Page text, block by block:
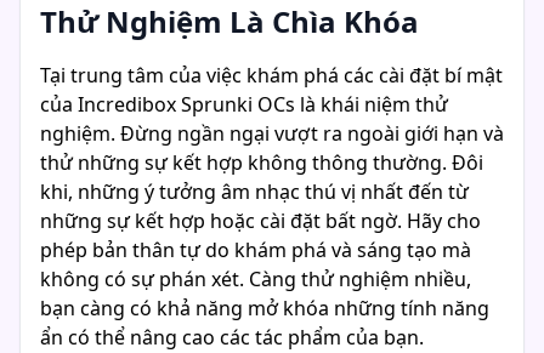
Thử Nghiệm Là Chìa Khóa
Tại trung tâm của việc khám phá các cài đặt bí mật
của Incredibox Sprunki OCs là khái niệm thử
nghiệm. Đừng ngần ngại vượt ra ngoài giới hạn và
thử những sự kết hợp không thông thường. Đôi
khi, những ý tưởng âm nhạc thú vị nhất đến từ
những sự kết hợp hoặc cài đặt bất ngờ. Hãy cho
phép bản thân tự do khám phá và sáng tạo mà
không có sự phán xét. Càng thử nghiệm nhiều,
bạn càng có khả năng mở khóa những tính năng
ẩn có thể nâng cao các tác phẩm của bạn.